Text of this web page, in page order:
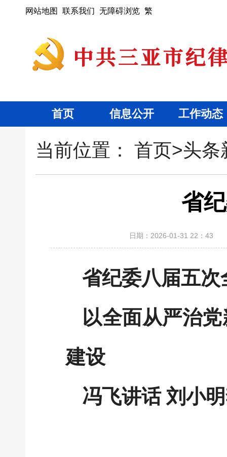
网站地图 联系我们 无障碍浏览 繁
首页 信息公开 工作动态
当前位置： 首页>头条
省
日期：2026-01-31 22：43
省纪委八届五次
以全面从严治
建设
冯飞讲话 刘小